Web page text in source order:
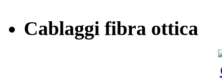
Cablaggi fibra ottica